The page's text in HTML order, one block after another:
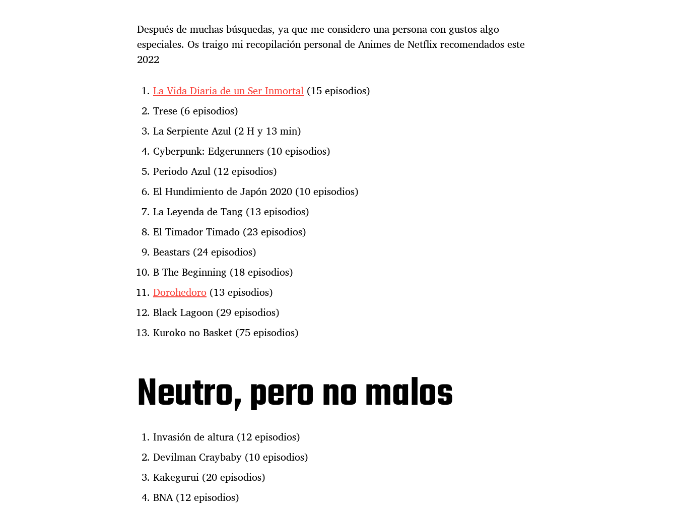
Después de muchas búsquedas, ya que me considero una persona con gustos algo
especiales. Os traigo mi recopilación personal de Animes de Netflix recomendados este
2022
La Vida Diaria de un Ser Inmortal (15 episodios)
Trese (6 episodios)
La Serpiente Azul (2 H y 13 min)
Cyberpunk: Edgerunners (10 episodios)
Periodo Azul (12 episodios)
El Hundimiento de Japón 2020 (10 episodios)
La Leyenda de Tang (13 episodios)
El Timador Timado (23 episodios)
Beastars (24 episodios)
B The Beginning (18 episodios)
Dorohedoro (13 episodios)
Black Lagoon (29 episodios)
Kuroko no Basket (75 episodios)
Neutro, pero no malos
Invasión de altura (12 episodios)
Devilman Craybaby (10 episodios)
Kakegurui (20 episodios)
BNA (12 episodios)